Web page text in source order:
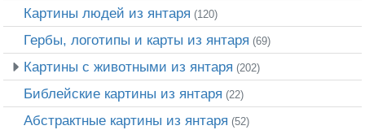
Картины людей из янтаря (120)
Гербы, логотипы и карты из янтаря (69)
Картины с животными из янтаря (202)
Библейские картины из янтаря (22)
Абстрактные картины из янтаря (52)